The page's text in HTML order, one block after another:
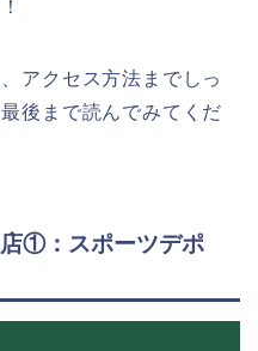
アクセス方法までしっ
後まで読んでみてくだ
①：スポーツデポ